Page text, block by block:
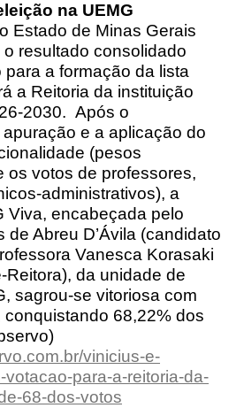
na UEMG
Estado de Minas Gerais
resultado consolidado
a formação da lista
a Reitoria da instituição
2030. Após o
e a aplicação do
(pesos
os votos de professores,
administrativos), a
Viva, encabeçada pelo
de Abreu D’Ávila (candidato
Vanesca Korasaki
Reitora), da unidade de
sagrou-se vitoriosa com
68,22% dos
vinicius-e-
para-a-reitoria-da-
68-dos-votos